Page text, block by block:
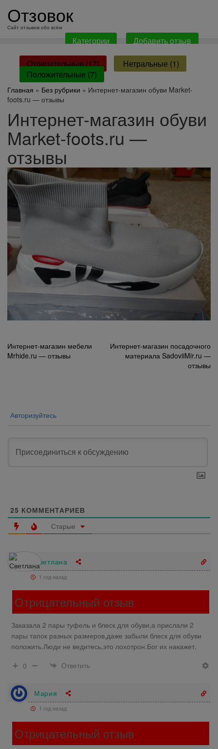
содержанию
Отзовок
Сайт отзывов обо всём
Категории Добавить отзыв
Отрицательные (17)
Нетральные (1)
Положительные (7)
Главная » Без рубрики » Интернет-магазин обуви Market-
foots.ru — отзывы
Интернет-магазин обуви
Market-foots.ru —
отзывы
Навигация
по
Интернет-магазин мебели
Mrhide.ru — отзывы
Интернет-магазин посадочного
материала SadoviiMir.ru —
отзывы
Авторизуйтесь
25 КОММЕНТАРИЕВ
Старые
Светлана
1 год назад
Отрицательный отзыв
Заказала 2 пары туфель и блеск для обуви,а прислали 2
пары тапок разных размеров,даже забыли блеск для обуви
положить.Люди не ведитесь,это лохотрон.Бог их накажет.
0
Ответить
Мария
1 год назад
Отрицательный отзыв